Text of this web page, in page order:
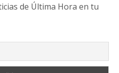
de Última Hora en tu